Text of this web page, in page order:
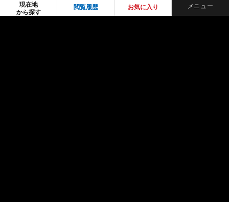
現在地
から探す
閲覧履歴 お気に入り